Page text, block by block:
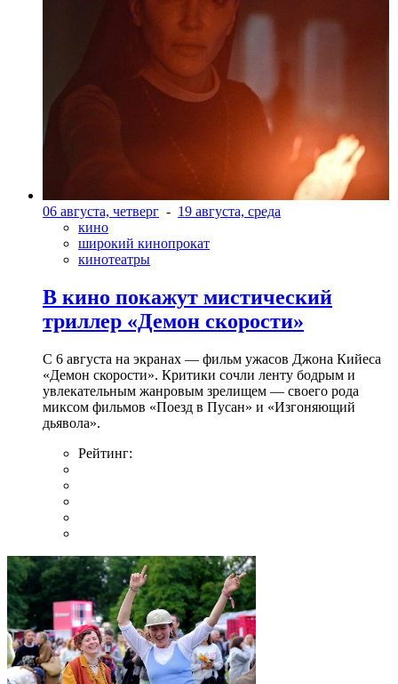
06 августа, четверг - 19 августа, среда
кино
широкий кинопрокат
кинотеатры
В кино покажут мистический
триллер «Демон скорости»
С 6 августа на экранах — фильм ужасов Джона Кийеса
«Демон скорости». Критики сочли ленту бодрым и
увлекательным жанровым зрелищeм — своего рода
миксом фильмов «Поезд в Пусан» и «Изгоняющий
дьявола».
Рейтинг: